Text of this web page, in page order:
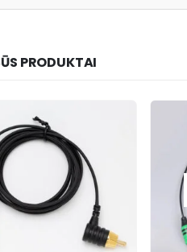
PRODUKTAI